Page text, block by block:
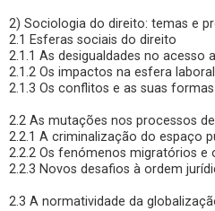
2) Sociologia do direito: temas e
2.1 Esferas sociais do direito
2.1.1 As desigualdades no acesso
2.1.2 Os impactos na esfera
2.1.3 Os conflitos e as suas
2.2 As mutações nos processos
2.2.1 A criminalização do espaço
2.2.2 Os fenómenos migratórios e
2.2.3 Novos desafios à ordem
2.3 A normatividade da